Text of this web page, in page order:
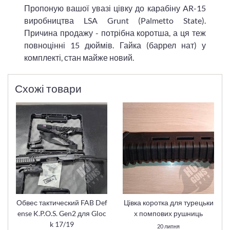
Пропоную вашої увазі цівку до карабіну AR-15
виробництва LSA Grunt (Palmetto State).
Причина продажу - потрібна коротша, а ця теж
повноцінні 15 дюймів. Гайка (баррел нат) у
комплекті, стан майже новий.
Схожі товари
Обвес тактический FAB Def
ense K.P.O.S. Gen2 для Gloc
k 17/19
Цівка коротка для турецьки
х помпових рушниць
20 липня